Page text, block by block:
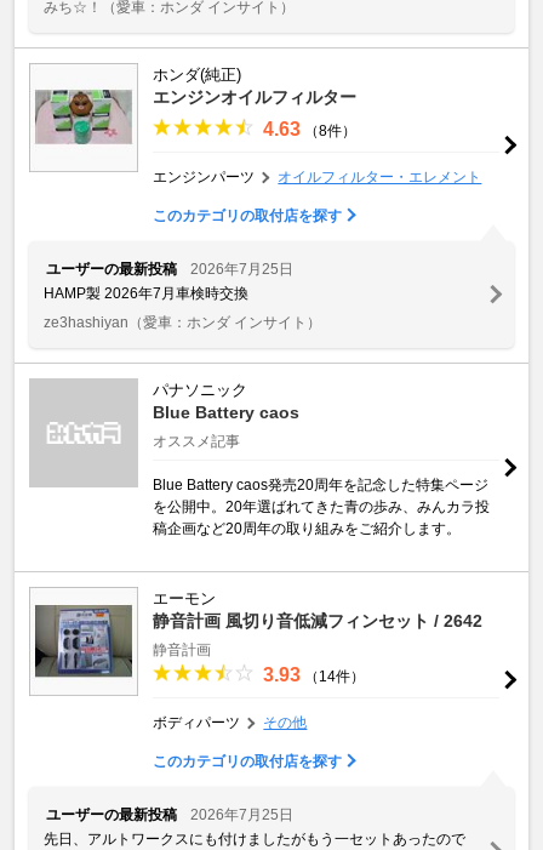
みち☆！
（愛車：ホンダ インサイト）
ホンダ(純正)
エンジンオイルフィルター
4.63 （8件）
エンジンパーツ オイルフィルター・エレメント
このカテゴリの取付店を探す
ユーザーの最新投稿
2026年7月25日
HAMP製 2026年7月車検時交換
ze3hashiyan （愛車：ホンダ インサイト）
パナソニック
Blue Battery caos
オススメ記事
Blue Battery caos発売20周年を記念した特集ページ
を公開中。20年選ばれてきた青の歩み、みんカラ投
稿企画など20周年の取り組みをご紹介します。
エーモン
静音計画 風切り音低減フィンセット / 2642
静音計画
3.93 （14件）
ボディパーツ その他
このカテゴリの取付店を探す
ユーザーの最新投稿
2026年7月25日
先日、アルトワークスにも付けましたがもう一セットあったので